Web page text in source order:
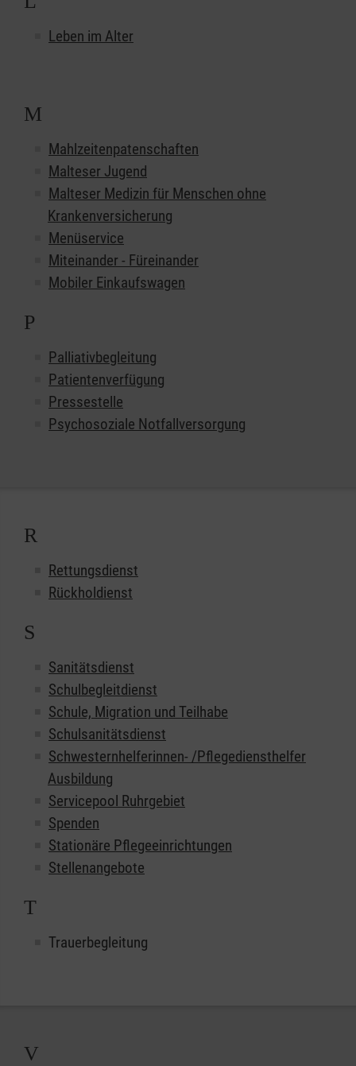
Leben im Alter
M
Mahlzeitenpatenschaften
Malteser Jugend
Malteser Medizin für Menschen ohne
Krankenversicherung
Menüservice
Miteinander - Füreinander
Mobiler Einkaufswagen
P
Palliativbegleitung
Patientenverfügung
Pressestelle
Psychosoziale Notfallversorgung
R
Rettungsdienst
Rückholdienst
S
Sanitätsdienst
Schulbegleitdienst
Schule, Migration und Teilhabe
Schulsanitätsdienst
Schwesternhelferinnen- /Pflegediensthelfer
Ausbildung
Servicepool Ruhrgebiet
Spenden
Stationäre Pflegeeinrichtungen
Stellenangebote
T
Trauerbegleitung
V